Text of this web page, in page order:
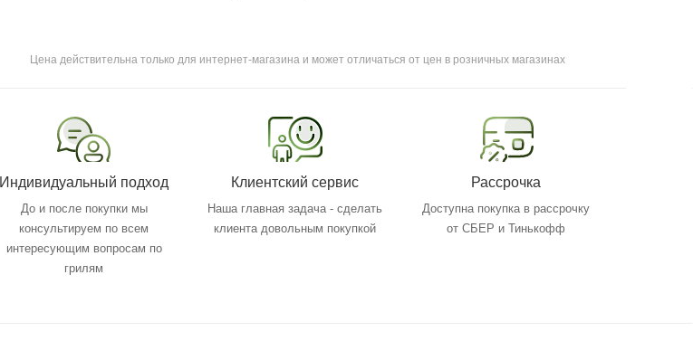
Цена действительна только для интернет-магазина и может отличаться от цен в розничных магазинах
Индивидуальный подход
До и после покупки мы
консультируем по всем
интересующим вопросам по
грилям
Клиентский сервис
Наша главная задача - сделать
клиента довольным покупкой
Рассрочка
Доступна покупка в рассрочку
от СБЕР и Тинькофф